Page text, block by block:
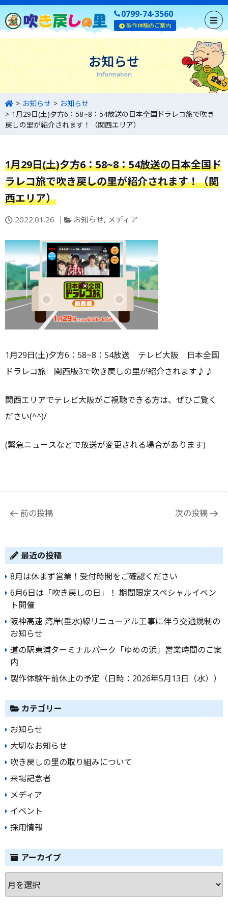
0799-74-3560
製作体験のご案内
お知らせ
Information
お知らせ
お知らせ
1月29日(土)夕方6：58~8：54放送の日本全国ドラレコ旅で吹き
戻しの里が紹介されます！（関西エリア）
1月29日(土)夕方6：58~8：54放送の日本全国ド
ラレコ旅で吹き戻しの里が紹介されます！（関
西エリア）
投
日：
2022.01.26
カ
ゴ
リ
ー
お知らせ, メディア
1月29日(土)夕方6：58~8：54放送 テレビ大阪 日本全国
ドラレコ旅 関西版3で吹き戻しの里が紹介されます♪♪
関西エリアでテレビ大阪がご視聴できる方は、ぜひご覧く
ださい(^^)/
(緊急ニュ－スなどで放送が変更される場合があります)
投
ビ
ゲ
ー
シ
ョ
ン
前の投稿 次の投稿
最近の投稿
8月は休まず営業！受付時間をご確認ください
6月6日は「吹き戻しの日」！ 期間限定スペシャルイベン
ト開催
阪神高速 湾岸(垂水)線リニューアル工事に伴う交通規制の
お知らせ
道の駅東浦ターミナルパーク「ゆめの浜」営業時間のご案
内
製作体験午前休止の予定（日時：2026年5月13日（水））
カテゴリー
お知らせ
大切なお知らせ
吹き戻しの里の取り組みについて
来場記念者
メディア
イベント
採用情報
アーカイブ
ー